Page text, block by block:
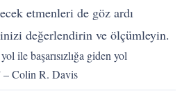
etmenleri de göz ardı
değerlendirin ve ölçümleyin.
ile başarısızlığa giden yol
– Colin R. Davis